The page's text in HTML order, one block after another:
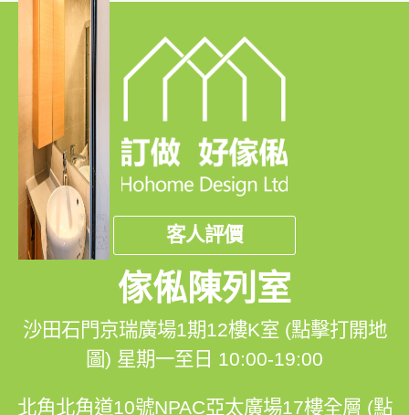
客人評價
傢俬陳列室
沙田石門京瑞廣場1期12樓K室 (點擊打開地
圖) 星期一至日 10:00-19:00
北角北角道10號NPAC亞太廣場17樓全層 (點